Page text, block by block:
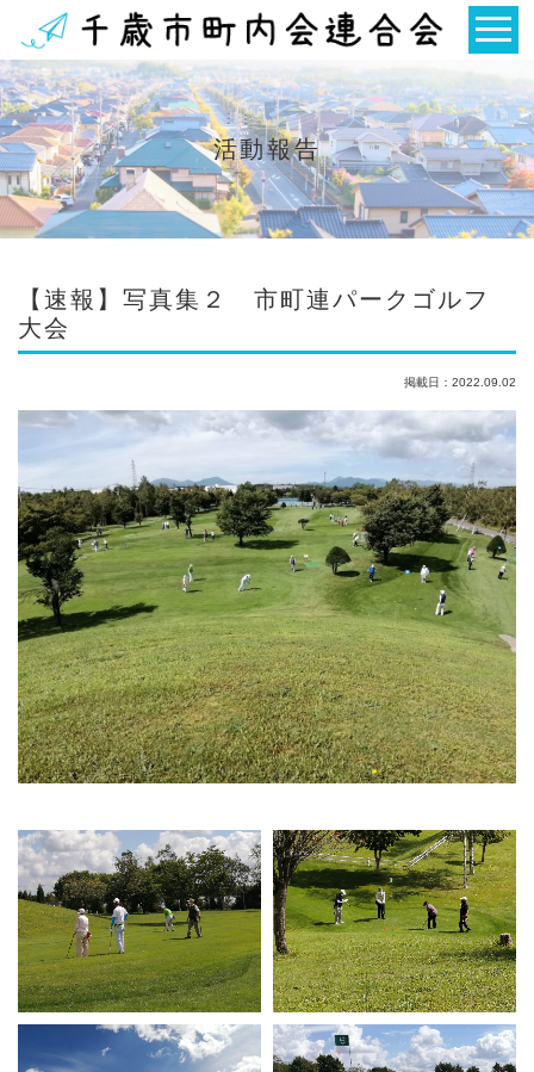
活動報告
【速報】写真集２ 市町連パークゴルフ
大会
掲載日：2022.09.02